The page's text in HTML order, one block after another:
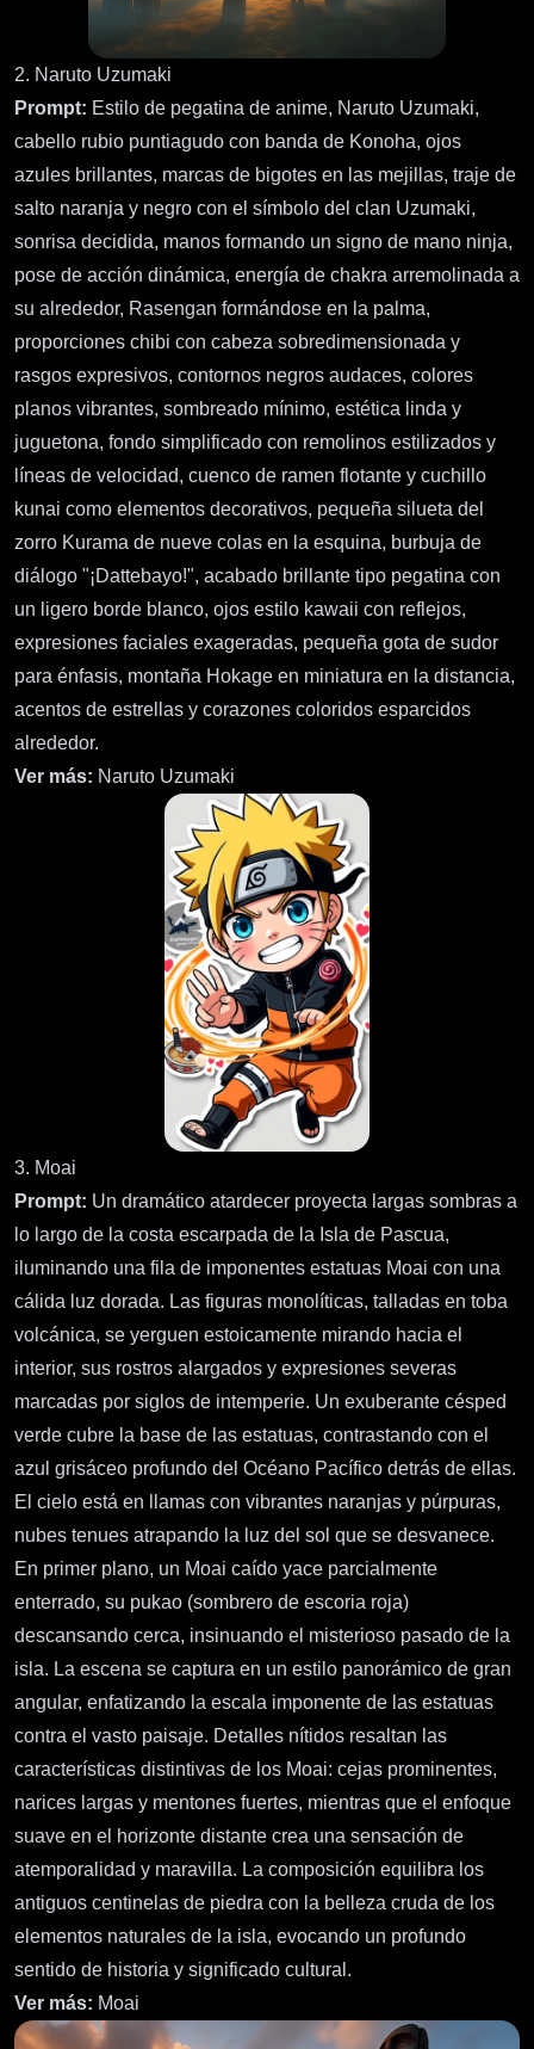
2. Naruto Uzumaki
Prompt: Estilo de pegatina de anime, Naruto Uzumaki,
cabello rubio puntiagudo con banda de Konoha, ojos
azules brillantes, marcas de bigotes en las mejillas, traje de
salto naranja y negro con el símbolo del clan Uzumaki,
sonrisa decidida, manos formando un signo de mano ninja,
pose de acción dinámica, energía de chakra arremolinada a
su alrededor, Rasengan formándose en la palma,
proporciones chibi con cabeza sobredimensionada y
rasgos expresivos, contornos negros audaces, colores
planos vibrantes, sombreado mínimo, estética linda y
juguetona, fondo simplificado con remolinos estilizados y
líneas de velocidad, cuenco de ramen flotante y cuchillo
kunai como elementos decorativos, pequeña silueta del
zorro Kurama de nueve colas en la esquina, burbuja de
diálogo "¡Dattebayo!", acabado brillante tipo pegatina con
un ligero borde blanco, ojos estilo kawaii con reflejos,
expresiones faciales exageradas, pequeña gota de sudor
para énfasis, montaña Hokage en miniatura en la distancia,
acentos de estrellas y corazones coloridos esparcidos
alrededor.
Ver más: Naruto Uzumaki
3. Moai
Prompt: Un dramático atardecer proyecta largas sombras a
lo largo de la costa escarpada de la Isla de Pascua,
iluminando una fila de imponentes estatuas Moai con una
cálida luz dorada. Las figuras monolíticas, talladas en toba
volcánica, se yerguen estoicamente mirando hacia el
interior, sus rostros alargados y expresiones severas
marcadas por siglos de intemperie. Un exuberante césped
verde cubre la base de las estatuas, contrastando con el
azul grisáceo profundo del Océano Pacífico detrás de ellas.
El cielo está en llamas con vibrantes naranjas y púrpuras,
nubes tenues atrapando la luz del sol que se desvanece.
En primer plano, un Moai caído yace parcialmente
enterrado, su pukao (sombrero de escoria roja)
descansando cerca, insinuando el misterioso pasado de la
isla. La escena se captura en un estilo panorámico de gran
angular, enfatizando la escala imponente de las estatuas
contra el vasto paisaje. Detalles nítidos resaltan las
características distintivas de los Moai: cejas prominentes,
narices largas y mentones fuertes, mientras que el enfoque
suave en el horizonte distante crea una sensación de
atemporalidad y maravilla. La composición equilibra los
antiguos centinelas de piedra con la belleza cruda de los
elementos naturales de la isla, evocando un profundo
sentido de historia y significado cultural.
Ver más: Moai